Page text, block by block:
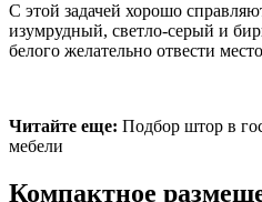
С этой задачей хорошо
изумрудный, светло-серый и
белого желательно отвести
Читайте еще: Подбор штор в
мебели
Компактное